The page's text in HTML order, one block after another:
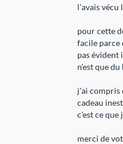
l'avais vécu
pour cette
facile parce
pas évident
n'est que
j'ai compris
cadeau
c'est ce que
merci de